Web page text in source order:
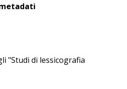
"Studi di lessicografia